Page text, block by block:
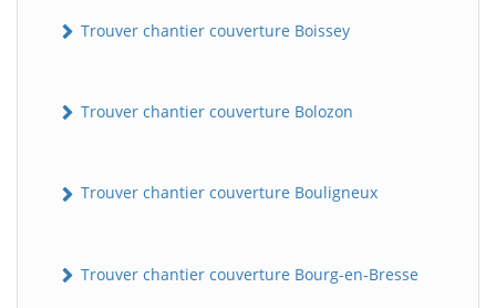
Trouver chantier couverture Boissey
Trouver chantier couverture Bolozon
Trouver chantier couverture Bouligneux
Trouver chantier couverture Bourg-en-Bresse